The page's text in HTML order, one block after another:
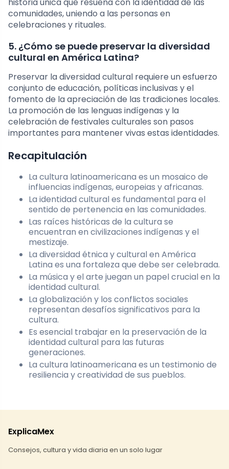
comunidades, uniendo a las personas en
celebraciones y rituales.
5. ¿Cómo se puede preservar la diversidad
cultural en América Latina?
Preservar la diversidad cultural requiere un esfuerzo
conjunto de educación, políticas inclusivas y el
fomento de la apreciación de las tradiciones locales.
La promoción de las lenguas indígenas y la
celebración de festivales culturales son pasos
importantes para mantener vivas estas identidades.
Recapitulación
La cultura latinoamericana es un mosaico de
influencias indígenas, europeias y africanas.
La identidad cultural es fundamental para el
sentido de pertenencia en las comunidades.
Las raíces históricas de la cultura se
encuentran en civilizaciones indígenas y el
mestizaje.
La diversidad étnica y cultural en América
Latina es una fortaleza que debe ser celebrada.
La música y el arte juegan un papel crucial en la
identidad cultural.
La globalización y los conflictos sociales
representan desafíos significativos para la
cultura.
Es esencial trabajar en la preservación de la
identidad cultural para las futuras
generaciones.
La cultura latinoamericana es un testimonio de
resiliencia y creatividad de sus pueblos.
ExplicaMex
Consejos, cultura y vida diaria en un solo lugar